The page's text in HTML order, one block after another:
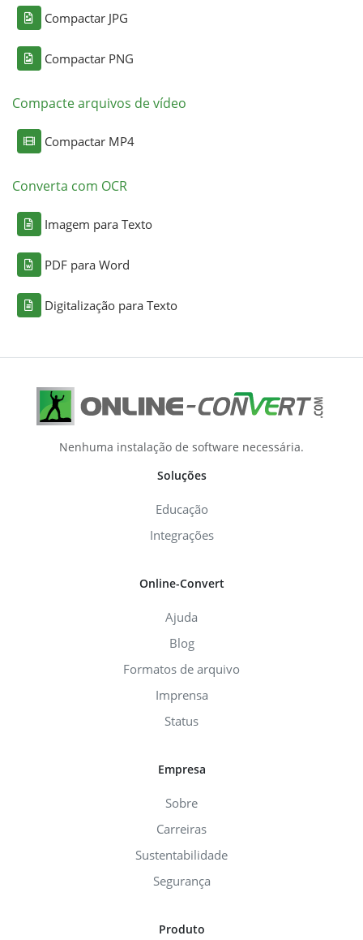
Compactar JPG
Compactar PNG
Compacte arquivos de vídeo
Compactar MP4
Converta com OCR
Imagem para Texto
PDF para Word
Digitalização para Texto
Nenhuma instalação de software necessária.
Soluções
Educação
Integrações
Online-Convert
Ajuda
Blog
Formatos de arquivo
Imprensa
Status
Empresa
Sobre
Carreiras
Sustentabilidade
Segurança
Produto